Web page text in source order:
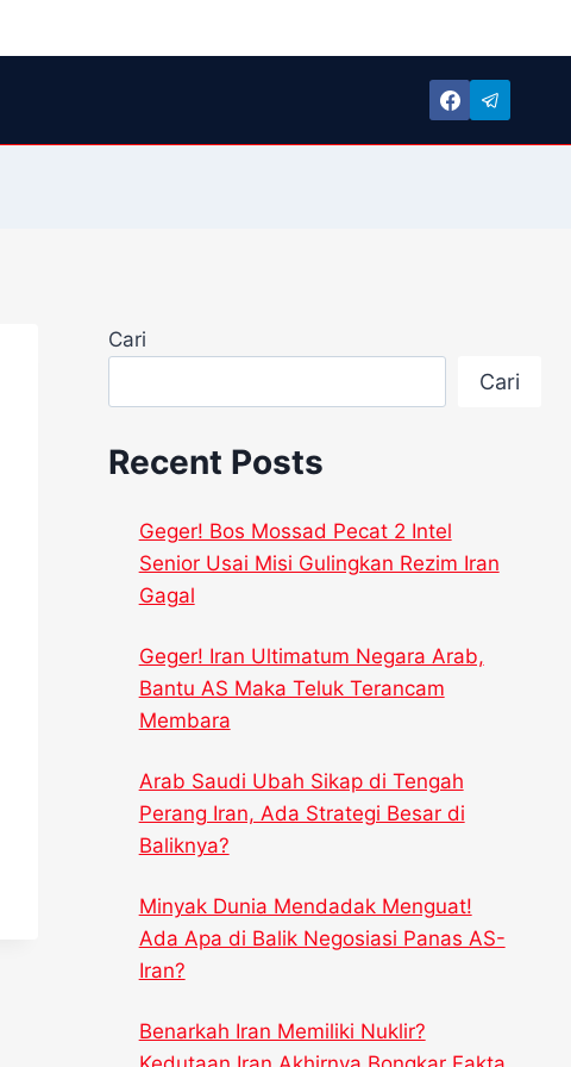
Cari
Cari
Recent Posts
Geger! Bos Mossad Pecat 2 Intel
Senior Usai Misi Gulingkan Rezim Iran
Gagal
Geger! Iran Ultimatum Negara Arab,
Bantu AS Maka Teluk Terancam
Membara
Arab Saudi Ubah Sikap di Tengah
Perang Iran, Ada Strategi Besar di
Baliknya?
Minyak Dunia Mendadak Menguat!
Ada Apa di Balik Negosiasi Panas AS-
Iran?
Benarkah Iran Memiliki Nuklir?